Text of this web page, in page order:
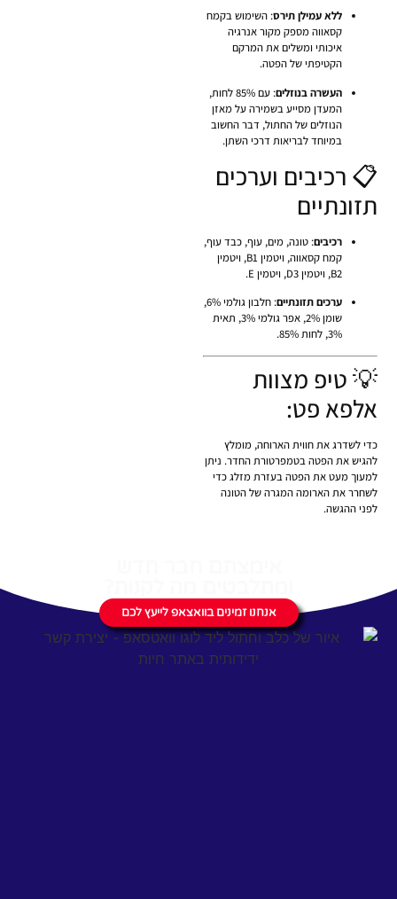
ללא עמילן תירס: השימוש בקמח
קסאווה מספק מקור אנרגיה
איכותי ומשלים את המרקם
הקטיפתי של הפטה.
העשרה בנוזלים
: עם 85% לחות,
המעדן מסייע בשמירה על מאזן
הנוזלים של החתול, דבר החשוב
במיוחד לבריאות דרכי השתן.
📋 רכיבים וערכים
תזונתיים
רכיבים: טונה, מים, עוף, כבד עוף,
קמח קסאווה, ויטמין B1, ויטמין
B2, ויטמין D3, ויטמין E.
ערכים תזונתיים
: חלבון גולמי 6%,
שומן 2%, אפר גולמי 3%, תאית
3%, לחות 85%.
💡 טיפ מצוות
אלפא פט:
כדי לשדרג את חווית הארוחה, מומלץ
להגיש את הפטה בטמפרטורת החדר. ניתן
למעוך מעט את הפטה בעזרת מזלג כדי
לשחרר את הארומה המגרה של הטונה
לפני ההגשה.
אנחנו זמינים בוואצאפ לייעץ לכם